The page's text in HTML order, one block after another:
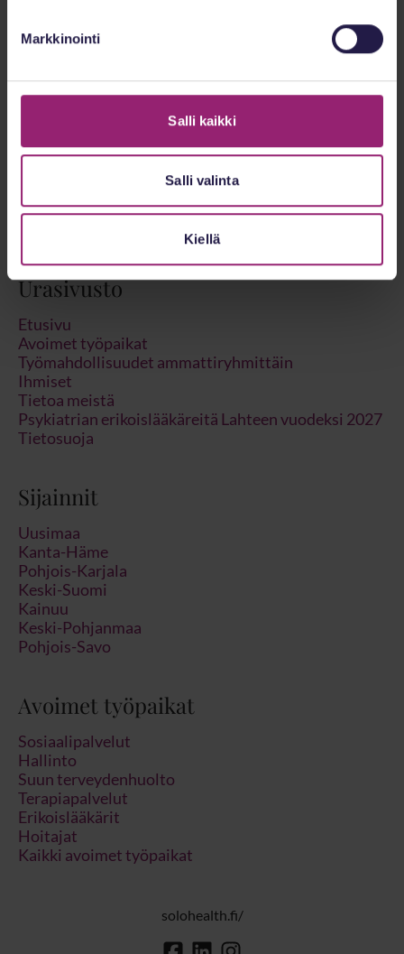
Markkinointi
Salli kaikki
Salli valinta
Kiellä
Urasivusto
Etusivu
Avoimet työpaikat
Työmahdollisuudet ammattiryhmittäin
Ihmiset
Tietoa meistä
Psykiatrian erikoislääkäreitä Lahteen vuodeksi 2027
Tietosuoja
Sijainnit
Uusimaa
Kanta-Häme
Pohjois-Karjala
Keski-Suomi
Kainuu
Keski-Pohjanmaa
Pohjois-Savo
Avoimet työpaikat
Sosiaalipalvelut
Hallinto
Suun terveydenhuolto
Terapiapalvelut
Erikoislääkärit
Hoitajat
Kaikki avoimet työpaikat
solohealth.fi/